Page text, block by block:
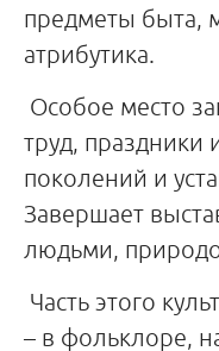
предметы быта,
атрибутика.
Особое место
труд, праздники
поколений и
Завершает
людьми,
Часть этого
– в фольклоре,